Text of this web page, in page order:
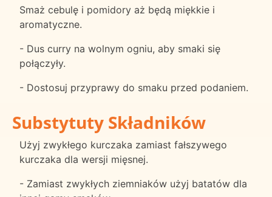
Smaż cebulę i pomidory aż będą miękkie i
aromatyczne.
- Dus curry na wolnym ogniu, aby smaki się
połączyły.
- Dostosuj przyprawy do smaku przed podaniem.
Substytuty Składników
Użyj zwykłego kurczaka zamiast fałszywego
kurczaka dla wersji mięsnej.
- Zamiast zwykłych ziemniaków użyj batatów dla